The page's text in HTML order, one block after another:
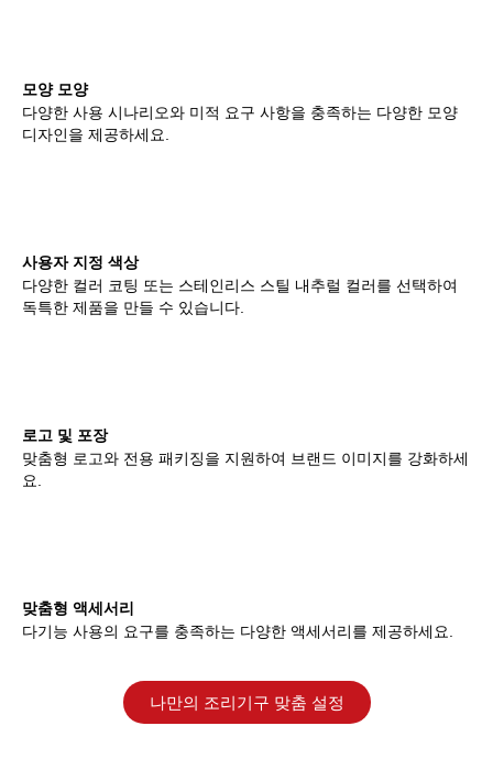
모양 모양
다양한 사용 시나리오와 미적 요구 사항을 충족하는 다양한 모양
디자인을 제공하세요.
사용자 지정 색상
다양한 컬러 코팅 또는 스테인리스 스틸 내추럴 컬러를 선택하여
독특한 제품을 만들 수 있습니다.
로고 및 포장
맞춤형 로고와 전용 패키징을 지원하여 브랜드 이미지를 강화하세
요.
맞춤형 액세서리
다기능 사용의 요구를 충족하는 다양한 액세서리를 제공하세요.
나만의 조리기구 맞춤 설정